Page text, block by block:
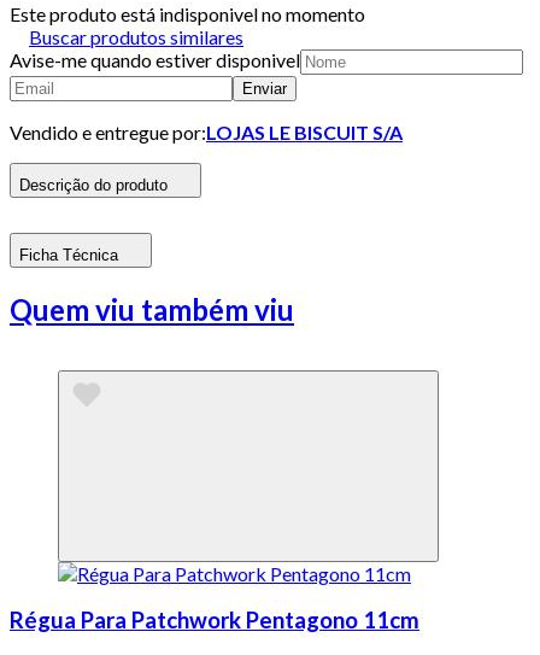
Este produto está indisponivel no momento
Buscar produtos similares
Avise-me quando estiver disponivel
Enviar
Vendido e entregue por:LOJAS LE BISCUIT S/A
Descrição do produto
Ficha Técnica
Quem viu também viu
Régua Para Patchwork Pentagono 11cm